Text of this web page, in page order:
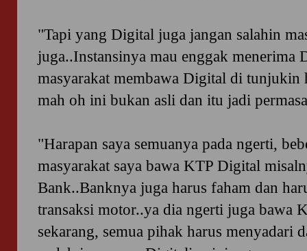
"Tapi yang Digital juga jangan salahin
juga..Instansinya mau enggak menerima
masyarakat membawa Digital di tunjukin
mah oh ini bukan asli dan itu jadi
"Harapan saya semuanya pada ngerti,
masyarakat saya bawa KTP Digital
Bank..Banknya juga harus faham dan
transaksi motor..ya dia ngerti juga bawa
sekarang, semua pihak harus menyadari